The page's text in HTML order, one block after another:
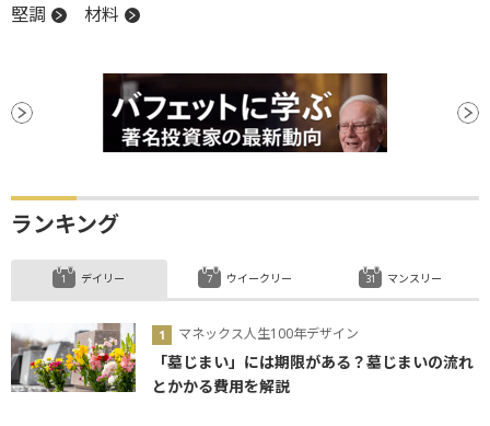
堅調
材料
ランキング
デイリー
マネックス人生100年デザイン
「墓じまい」には期限がある？墓じまいの流れ
とかかる費用を解説
ウイークリー マンスリー